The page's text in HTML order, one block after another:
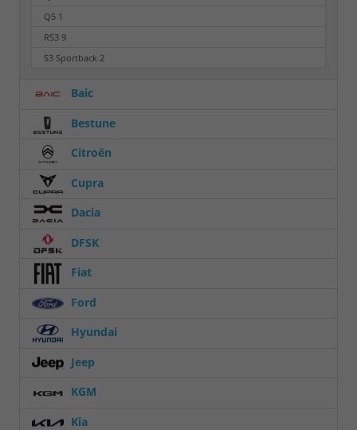
Q5 1
RS3 9
S3 Sportback 2
Baic
Bestune
Citroën
Cupra
Dacia
DFSK
Fiat
Ford
Hyundai
Jeep
KGM
Kia